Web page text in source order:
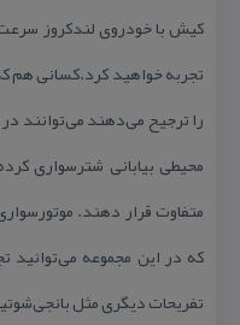
كیش با خودروی لندكروز
تجربه خواهید كرد.كسانی هم
را ترجیح می‌دهند می‌توانند
محیطی بیابانی شترسواری
متفاوت قرار دهند.
كه در این مجموعه می‌توانید
تفریحات دیگری مثل